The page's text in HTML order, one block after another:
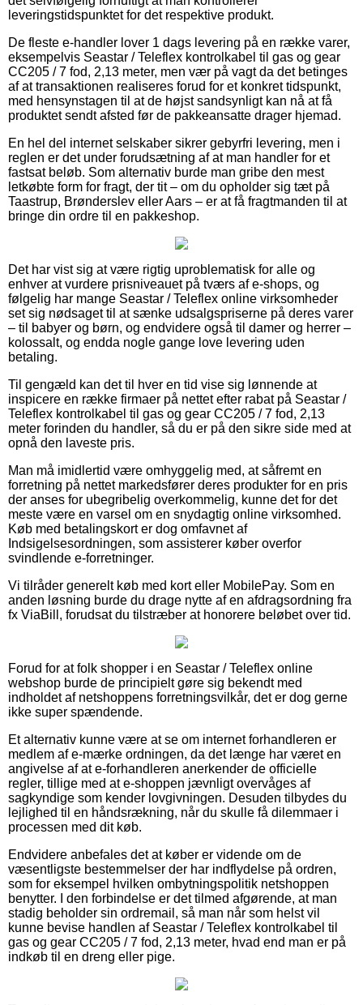
leveringstidspunktet for det respektive produkt.
De fleste e-handler lover 1 dags levering på en række varer,
eksempelvis Seastar / Teleflex kontrolkabel til gas og gear
CC205 / 7 fod, 2,13 meter, men vær på vagt da det betinges
af at transaktionen realiseres forud for et konkret tidspunkt,
med hensynstagen til at de højst sandsynligt kan nå at få
produktet sendt afsted før de pakkeansatte drager hjemad.
En hel del internet selskaber sikrer gebyrfri levering, men i
reglen er det under forudsætning af at man handler for et
fastsat beløb. Som alternativ burde man gribe den mest
letkøbte form for fragt, der tit – om du opholder sig tæt på
Taastrup, Brønderslev eller Aars – er at få fragtmanden til at
bringe din ordre til en pakkeshop.
Det har vist sig at være rigtig uproblematisk for alle og
enhver at vurdere prisniveauet på tværs af e-shops, og
følgelig har mange Seastar / Teleflex online virksomheder
set sig nødsaget til at sænke udsalgspriserne på deres varer
– til babyer og børn, og endvidere også til damer og herrer –
kolossalt, og endda nogle gange love levering uden
betaling.
Til gengæld kan det til hver en tid vise sig lønnende at
inspicere en række firmaer på nettet efter rabat på Seastar /
Teleflex kontrolkabel til gas og gear CC205 / 7 fod, 2,13
meter forinden du handler, så du er på den sikre side med at
opnå den laveste pris.
Man må imidlertid være omhyggelig med, at såfremt en
forretning på nettet markedsfører deres produkter for en pris
der anses for ubegribelig overkommelig, kunne det for det
meste være en varsel om en snydagtig online virksomhed.
Køb med betalingskort er dog omfavnet af
Indsigelsesordningen, som assisterer køber overfor
svindlende e-forretninger.
Vi tilråder generelt køb med kort eller MobilePay. Som en
anden løsning burde du drage nytte af en afdragsordning fra
fx ViaBill, forudsat du tilstræber at honorere beløbet over tid.
Forud for at folk shopper i en Seastar / Teleflex online
webshop burde de principielt gøre sig bekendt med
indholdet af netshoppens forretningsvilkår, det er dog gerne
ikke super spændende.
Et alternativ kunne være at se om internet forhandleren er
medlem af e-mærke ordningen, da det længe har været en
angivelse af at e-forhandleren anerkender de officielle
regler, tillige med at e-shoppen jævnligt overvåges af
sagkyndige som kender lovgivningen. Desuden tilbydes du
lejlighed til en håndsrækning, når du skulle få dilemmaer i
processen med dit køb.
Endvidere anbefales det at køber er vidende om de
væsentligste bestemmelser der har indflydelse på ordren,
som for eksempel hvilken ombytningspolitik netshoppen
benytter. I den forbindelse er det tilmed afgørende, at man
stadig beholder sin ordremail, så man når som helst vil
kunne bevise handlen af Seastar / Teleflex kontrolkabel til
gas og gear CC205 / 7 fod, 2,13 meter, hvad end man er på
indkøb til en dreng eller pige.